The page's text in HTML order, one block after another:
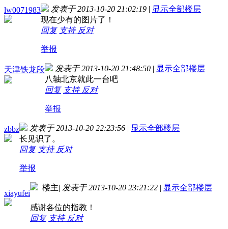
lw0071983 发表于 2013-10-20 21:02:19 | 显示全部楼层
现在少有的图片了！
回复 支持 反对
举报
天津铁龙段 发表于 2013-10-20 21:48:50 | 显示全部楼层
八轴北京就此一台吧
回复 支持 反对
举报
zbbz 发表于 2013-10-20 22:23:56 | 显示全部楼层
长见识了。
回复 支持 反对
举报
xiayufei
楼主| 发表于 2013-10-20 23:21:22 | 显示全部楼层
感谢各位的指教！
回复 支持 反对